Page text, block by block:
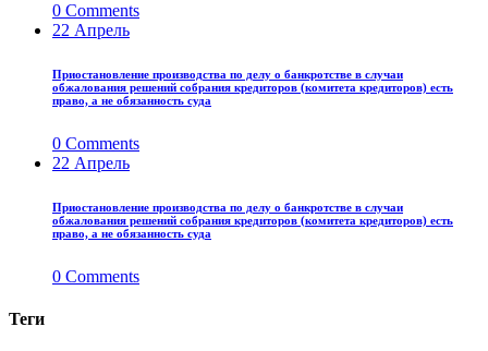
0 Comments
22 Апрель
Приостановление производства по делу о банкротстве в случаи
обжалования решений собрания кредиторов (комитета кредиторов) есть
право, а не обязанность суда
0 Comments
22 Апрель
Приостановление производства по делу о банкротстве в случаи
обжалования решений собрания кредиторов (комитета кредиторов) есть
право, а не обязанность суда
0 Comments
Теги